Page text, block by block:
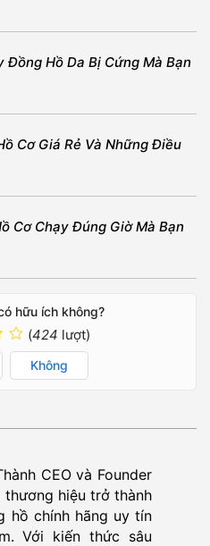
Đồng Hồ Da Bị Cứng Mà Bạn
Cơ Giá Rẻ Và Những Điều
Cơ Chạy Đúng Giờ Mà Bạn
hữu ích không?
(424 lượt)
Không
CEO và Founder
thương hiệu trở thành
hồ chính hãng uy tín
Với kiến thức sâu